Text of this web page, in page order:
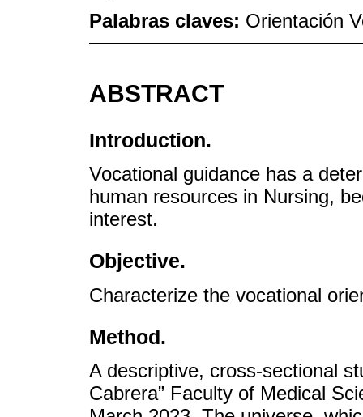
Palabras claves: Orientación
ABSTRACT
Introduction.
Vocational guidance has a
human resources in Nursing,
interest.
Objective.
Characterize the vocational
Method.
A descriptive, cross-sectional
Cabrera” Faculty of Medical